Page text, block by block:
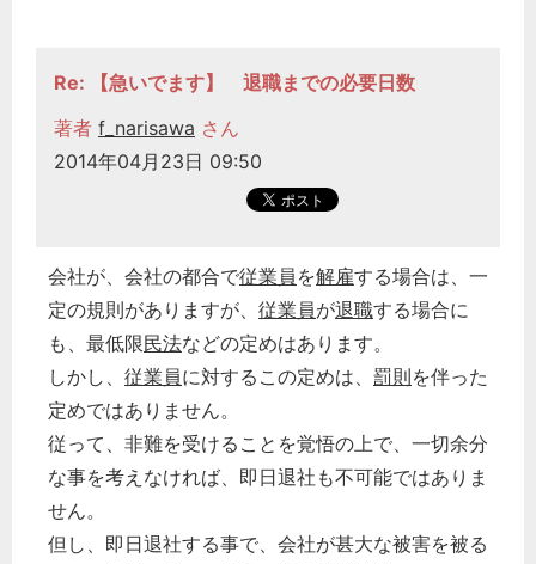
Re: 【急いでます】 退職までの必要日数
著者 f_narisawa さん
2014年04月23日 09:50
会社が、会社の都合で従業員 を解雇する場合は、一
定の規則がありますが、 従業員が退職する場合に
も、最低限民法などの定めはあります。
しかし、 従業員に対するこの定めは、 罰則を伴った
定めではありません。
従って、非難を受けることを覚悟の上で、一切余分
な事を考えなければ、即日退社も不可能ではありま
せん。
但し、即日退社する事で、会社が甚大な被害を被る